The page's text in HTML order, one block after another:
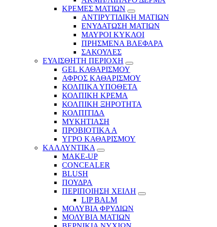
ΚΡΕΜΕΣ ΜΑΤΙΩΝ
ΑΝΤΙΡΥΤΙΔΙΚΗ ΜΑΤΙΩΝ
ΕΝΥΔΑΤΩΣΗ ΜΑΤΙΩΝ
ΜΑΥΡΟΙ ΚΥΚΛΟΙ
ΠΡΗΣΜΕΝΑ ΒΛΕΦΑΡΑ
ΣΑΚΟΥΛΕΣ
ΕΥΑΙΣΘΗΤΗ ΠΕΡΙΟΧΗ
GEL ΚΑΘΑΡΙΣΜΟΥ
ΑΦΡΟΣ ΚΑΘΑΡΙΣΜΟΥ
ΚΟΛΠΙΚΑ ΥΠΟΘΕΤΑ
ΚΟΛΠΙΚΗ ΚΡΕΜΑ
ΚΟΛΠΙΚΗ ΞΗΡΟΤΗΤΑ
ΚΟΛΠΙΤΙΔΑ
ΜΥΚΗΤΙΑΣΗ
ΠΡΟΒΙΟΤΙΚΑ Α
ΥΓΡΟ ΚΑΘΑΡΙΣΜΟΥ
ΚΑΛΛΥΝΤΙΚΑ
MAKE-UP
CONCEALER
BLUSH
ΠΟΥΔΡΑ
ΠΕΡΙΠΟΙΗΣΗ ΧΕΙΛΗ
LIP BALM
ΜΟΛΥΒΙΑ ΦΡΥΔΙΩΝ
ΜΟΛΥΒΙΑ ΜΑΤΙΩΝ